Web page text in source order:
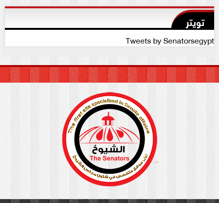
تويتر
Tweets by Senatorsegypt